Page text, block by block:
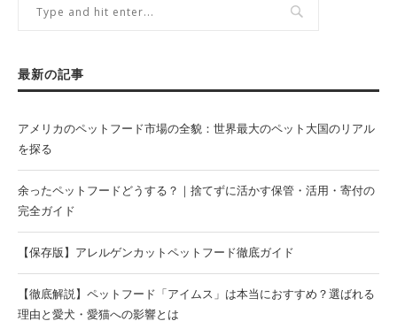
最新の記事
アメリカのペットフード市場の全貌：世界最大のペット大国のリアル
を探る
余ったペットフードどうする？｜捨てずに活かす保管・活用・寄付の
完全ガイド
【保存版】アレルゲンカットペットフード徹底ガイド
【徹底解説】ペットフード「アイムス」は本当におすすめ？選ばれる
理由と愛犬・愛猫への影響とは